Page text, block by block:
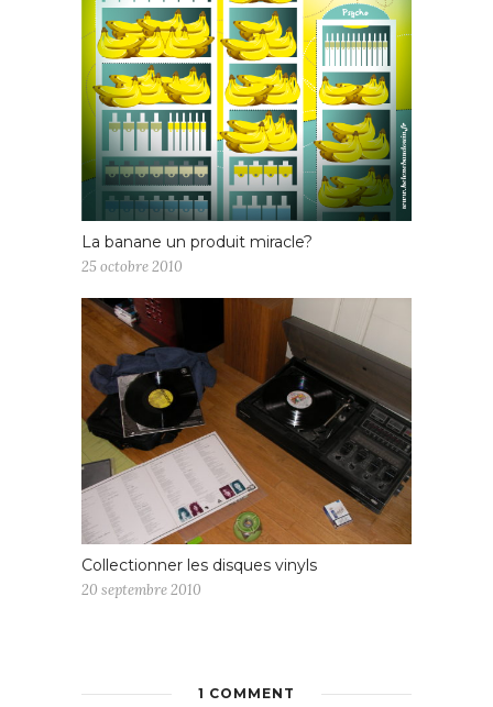
La banane un produit miracle?
25 octobre 2010
Collectionner les disques vinyls
20 septembre 2010
1 COMMENT